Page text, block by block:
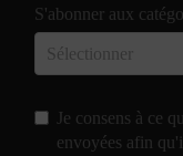
S'abonner aux
Je consens à ce
envoyées afin